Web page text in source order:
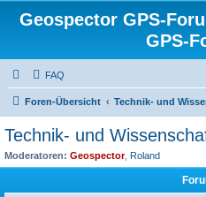
Geospector GPS-
GPS-
FAQ
Foren-Übersicht Technik- und
Technik- und
Moderatoren: Geospector, Roland